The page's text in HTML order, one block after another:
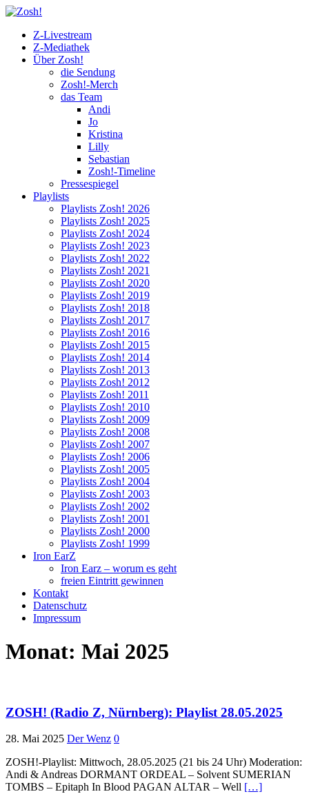
Z-Livestream
Z-Mediathek
Über Zosh!
die Sendung
Zosh!-Merch
das Team
Andi
Jo
Kristina
Lilly
Sebastian
Zosh!-Timeline
Pressespiegel
Playlists
Playlists Zosh! 2026
Playlists Zosh! 2025
Playlists Zosh! 2024
Playlists Zosh! 2023
Playlists Zosh! 2022
Playlists Zosh! 2021
Playlists Zosh! 2020
Playlists Zosh! 2019
Playlists Zosh! 2018
Playlists Zosh! 2017
Playlists Zosh! 2016
Playlists Zosh! 2015
Playlists Zosh! 2014
Playlists Zosh! 2013
Playlists Zosh! 2012
Playlists Zosh! 2011
Playlists Zosh! 2010
Playlists Zosh! 2009
Playlists Zosh! 2008
Playlists Zosh! 2007
Playlists Zosh! 2006
Playlists Zosh! 2005
Playlists Zosh! 2004
Playlists Zosh! 2003
Playlists Zosh! 2002
Playlists Zosh! 2001
Playlists Zosh! 2000
Playlists Zosh! 1999
Iron EarZ
Iron Earz – worum es geht
freien Eintritt gewinnen
Kontakt
Datenschutz
Impressum
Monat: Mai 2025
ZOSH! (Radio Z, Nürnberg): Playlist 28.05.2025
28. Mai 2025 Der Wenz 0
ZOSH!-Playlist: Mittwoch, 28.05.2025 (21 bis 24 Uhr) Moderation:
Andi & Andreas DORMANT ORDEAL – Solvent SUMERIAN
TOMBS – Epitaph In Blood PAGAN ALTAR – Well […]